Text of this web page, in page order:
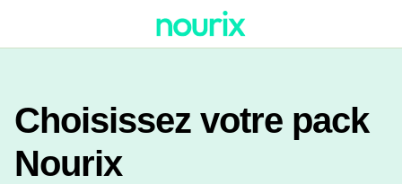
Choisissez votre pack
Nourix